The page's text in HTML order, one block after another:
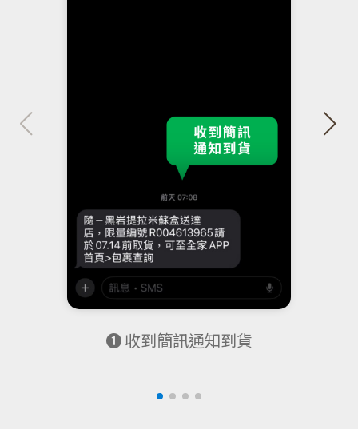
❶ 收到簡訊通知到貨